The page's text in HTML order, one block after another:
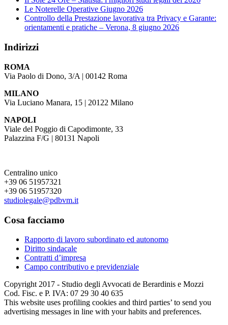
Le Noterelle Operative Giugno 2026
Controllo della Prestazione lavorativa tra Privacy e Garante:
orientamenti e pratiche – Verona, 8 giugno 2026
Indirizzi
ROMA
Via Paolo di Dono, 3/A | 00142 Roma
MILANO
Via Luciano Manara, 15 | 20122 Milano
NAPOLI
Viale del Poggio di Capodimonte, 33
Palazzina F/G | 80131 Napoli
Centralino unico
+39 06 51957321
+39 06 51957320
studiolegale@pdbvm.it
Cosa facciamo
Rapporto di lavoro subordinato ed autonomo
Diritto sindacale
Contratti d’impresa
Campo contributivo e previdenziale
Copyright 2017 - Studio degli Avvocati de Berardinis e Mozzi
Cod. Fisc. e P. IVA: 07 29 30 40 635
This website uses profiling cookies and third parties’ to send you
advertising messages in line with your habits and preferences.